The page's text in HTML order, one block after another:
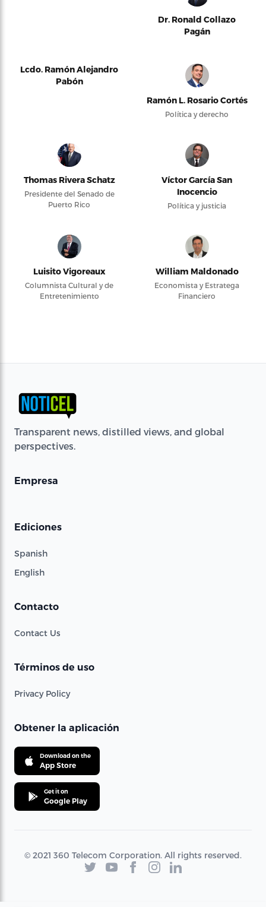
Dr. Ronald Collazo
Pagán
Lcdo. Ramón Alejandro
Pabón
Ramón L. Rosario Cortés
Política y derecho
Thomas Rivera Schatz
Presidente del Senado de
Puerto Rico
Víctor García San
Inocencio
Política y justicia
Luisito Vigoreaux
Columnista Cultural y de
Entretenimiento
William Maldonado
Economista y Estratega
Financiero
Transparent news, distilled views, and global
perspectives.
Empresa
Ediciones
Spanish
English
Contacto
Contact Us
Términos de uso
Privacy Policy
Obtener la aplicación
Download on the
App Store
Get it on
Google Play
© 2021 360 Telecom Corporation. All rights reserved.